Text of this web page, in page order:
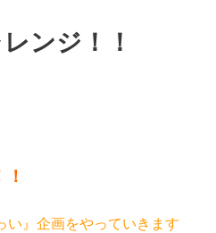
ンジ！！
い』企画をやっていきます